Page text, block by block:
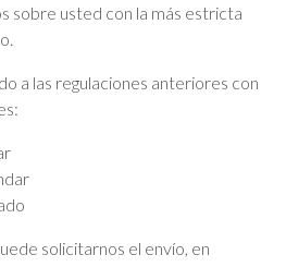
sobre usted con la más estricta
a las regulaciones anteriores con
solicitarnos el envío, en